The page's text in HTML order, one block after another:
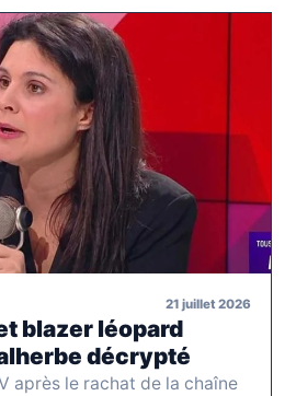
21 juillet 2026
blazer léopard
décrypté
après le rachat de la chaîne